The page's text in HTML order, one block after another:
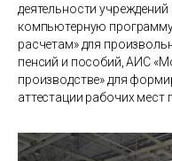
деятельности
компьютерную
расчетам» для
пенсий и пособий, АИС
производстве» для
аттестации рабочих мест